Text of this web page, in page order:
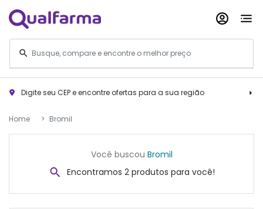
Digite seu CEP e encontre ofertas para a sua região
Home Bromil
Você buscou Bromil
Encontramos 2 produtos para você!